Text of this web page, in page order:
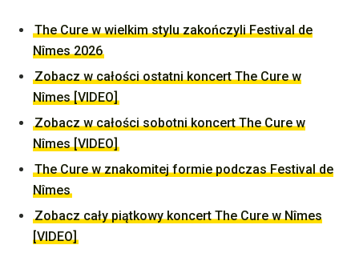
The Cure w wielkim stylu zakończyli Festival de
Nîmes 2026
Zobacz w całości ostatni koncert The Cure w
Nîmes [VIDEO]
Zobacz w całości sobotni koncert The Cure w
Nîmes [VIDEO]
The Cure w znakomitej formie podczas Festival de
Nîmes
Zobacz cały piątkowy koncert The Cure w Nîmes
[VIDEO]